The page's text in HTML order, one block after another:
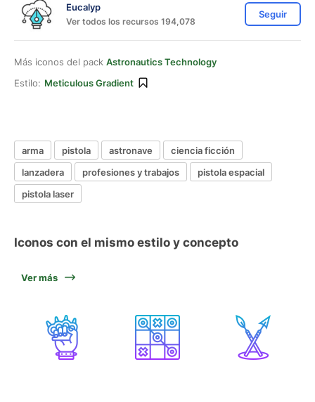
Eucalyp
Ver todos los recursos 194,078
Seguir
Más iconos del pack Astronautics Technology
Estilo: Meticulous Gradient
arma pistola astronave
ciencia ficción
lanzadera
profesiones y trabajos
pistola espacial
pistola laser
Iconos con el mismo estilo y concepto
Ver más